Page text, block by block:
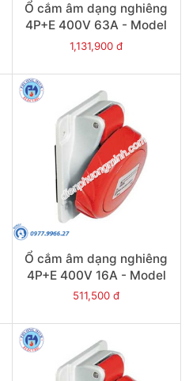
Ổ cắm âm dạng nghiêng
4P+E 400V 63A - Model
81283
1,131,900 đ
Ổ cắm âm dạng nghiêng
4P+E 400V 16A - Model
PKF16F735
511,500 đ